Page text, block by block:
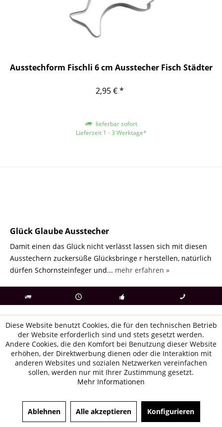
Ausstechform Fischli 6 cm Ausstecher Fisch Städter
2,95 € *
lieferbar sofort
Lieferzeit 1 - 3 Werktage*
Glück Glaube Ausstecher
Damit einen das Glück nicht verlässt lassen sich mit diesen
Ausstechern zuckersüße Glücksbringe r herstellen, natürlich
dürfen Schornsteinfeger und... mehr erfahren »
ab € 69 Bestellwert seit 98 Jahren Fachgeschäft +
Onlineshop
telefonisch erreichbar
09497 1511
Newsletter
Diese Website benutzt Cookies, die für den technischen Betrieb
der Website erforderlich sind und stets gesetzt werden.
Andere Cookies, die den Komfort bei Benutzung dieser Website
erhöhen, der Direktwerbung dienen oder die Interaktion mit
anderen Websites und sozialen Netzwerken vereinfachen
sollen, werden nur mit Ihrer Zustimmung gesetzt.
Mehr Informationen
Ablehnen Alle akzeptieren Konfigurieren